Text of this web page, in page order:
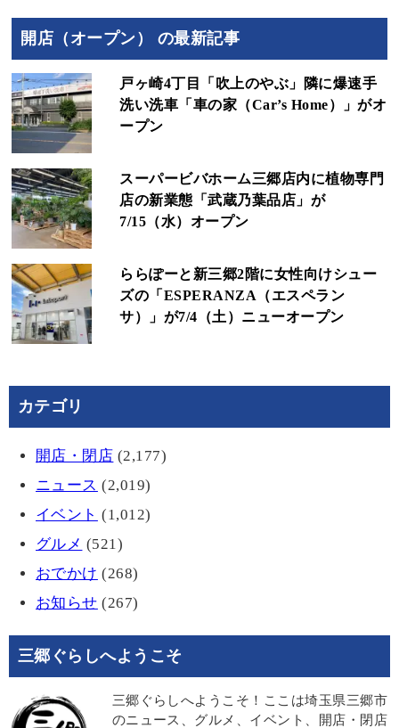
開店（オープン） の最新記事
戸ヶ崎4丁目「吹上のやぶ」隣に爆速手
洗い洗車「車の家（Car’s Home）」がオ
ープン
スーパービバホーム三郷店内に植物専門
店の新業態「武蔵乃葉品店」が
7/15（水）オープン
ららぽーと新三郷2階に女性向けシュー
ズの「ESPERANZA（エスペラン
サ）」が7/4（土）ニューオープン
カテゴリ
開店・閉店 (2,177)
ニュース (2,019)
イベント (1,012)
グルメ (521)
おでかけ (268)
お知らせ (267)
三郷ぐらしへようこそ
三郷ぐらしへようこそ！ここは埼玉県三郷市
のニュース、グルメ、イベント、開店・閉店